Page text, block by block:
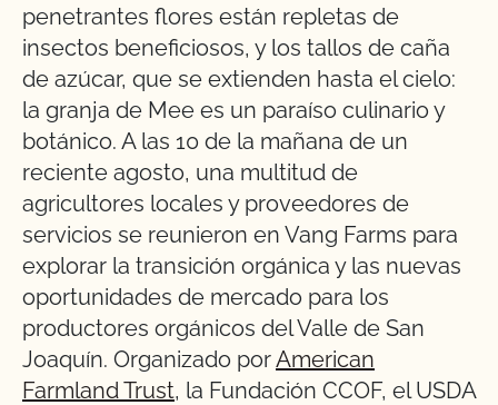
penetrantes flores están repletas de
insectos beneficiosos, y los tallos de caña
de azúcar, que se extienden hasta el cielo:
la granja de Mee es un paraíso culinario y
botánico. A las 10 de la mañana de un
reciente agosto, una multitud de
agricultores locales y proveedores de
servicios se reunieron en Vang Farms para
explorar la transición orgánica y las nuevas
oportunidades de mercado para los
productores orgánicos del Valle de San
Joaquín. Organizado porAmerican
Farmland Trust, la Fundación CCOF, el USDA